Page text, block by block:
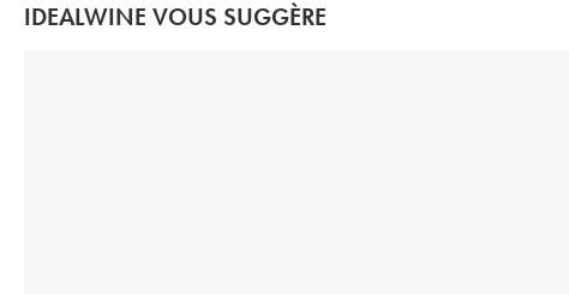
IDEALWINE VOUS SUGGÈRE